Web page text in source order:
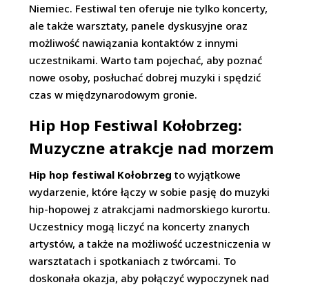
Niemiec. Festiwal ten oferuje nie tylko koncerty,
ale także warsztaty, panele dyskusyjne oraz
możliwość nawiązania kontaktów z innymi
uczestnikami. Warto tam pojechać, aby poznać
nowe osoby, posłuchać dobrej muzyki i spędzić
czas w międzynarodowym gronie.
Hip Hop Festiwal Kołobrzeg:
Muzyczne atrakcje nad morzem
Hip hop festiwal Kołobrzeg to wyjątkowe
wydarzenie, które łączy w sobie pasję do muzyki
hip-hopowej z atrakcjami nadmorskiego kurortu.
Uczestnicy mogą liczyć na koncerty znanych
artystów, a także na możliwość uczestniczenia w
warsztatach i spotkaniach z twórcami. To
doskonała okazja, aby połączyć wypoczynek nad